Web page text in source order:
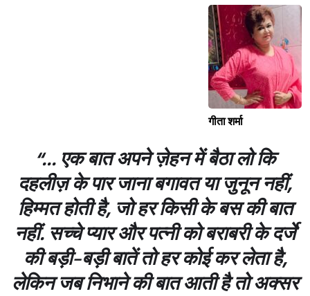
गीता शर्मा
“... एक बात अपने ज़ेहन में बैठा लो कि
दहलीज़ के पार जाना बगावत या जुनून नहीं,
हिम्मत होती है, जो हर किसी के बस की बात
नहीं. सच्चे प्यार और पत्नी को बराबरी के दर्जे
की बड़ी-बड़ी बातें तो हर कोई कर लेता है,
लेकिन जब निभाने की बात आती है तो अक्सर